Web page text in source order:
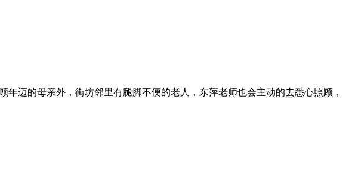
迈的母亲外，街坊邻里有腿脚不便的老人，东萍老师也会主动的去悉心照顾，